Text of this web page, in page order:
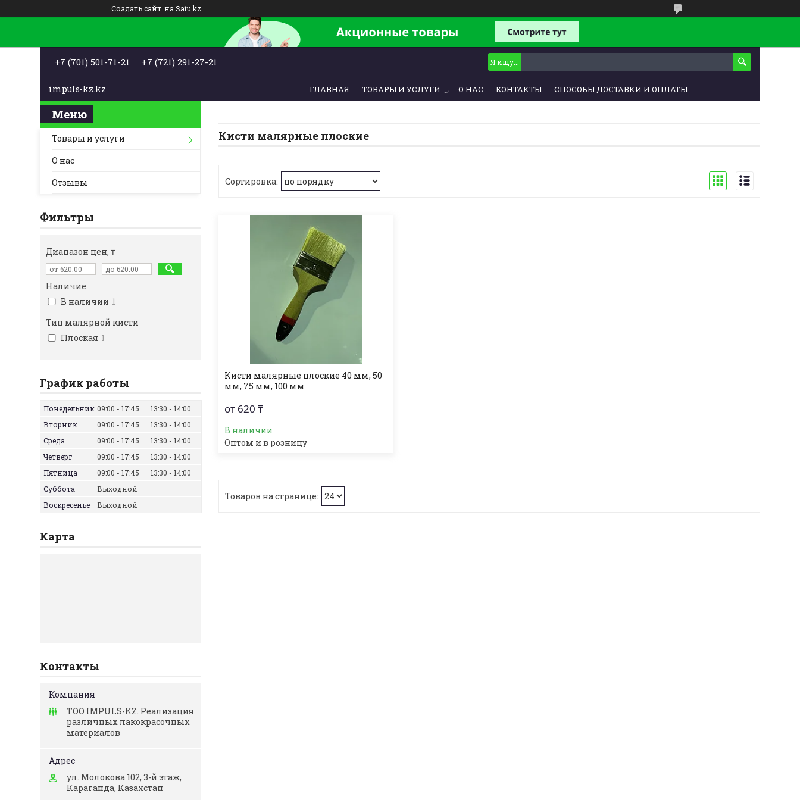
Создать сайт на Satu.kz
+7 (701) 501-71-21 +7 (721) 291-27-21
impuls-kz.kz ГЛАВНАЯ ТОВАРЫ И УСЛУГИ О НАС КОНТАКТЫ СПОСОБЫ ДОСТАВКИ И ОПЛАТЫ
Кисти малярные плоские
Кисти малярные плоские 40 мм, 50
мм, 75 мм, 100 мм
от 620 ₸
В наличии
Оптом и в розницу
Товары и услуги
О нас
Отзывы
Фильтры
Диапазон цен, ₸
Наличие
В наличии 1
Тип малярной кисти
Плоская 1
График работы
Понедельник 09:00 17:45 13:30
14:00
Вторник
09:00 17:45 13:30
14:00
Среда
09:00 17:45 13:30
14:00
Четверг
09:00 17:45 13:30
14:00
Пятница
09:00 17:45 13:30
14:00
Суббота
Выходной
Воскресенье
Выходной
Карта
Контакты
ТОО IMPULS-KZ. Реализация
различных лакокрасочных
материалов
ул. Молокова 102, 3-й этаж,
Караганда, Казахстан